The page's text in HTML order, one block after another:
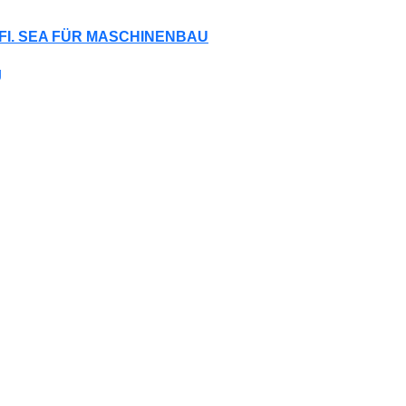
SEA FÜR MASCHINENBAU